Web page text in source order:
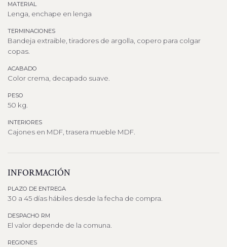
MATERIAL
Lenga, enchape en lenga
TERMINACIONES
Bandeja extraible, tiradores de argolla, copero para colgar
copas.
ACABADO
Color crema, decapado suave.
PESO
50 kg.
INTERIORES
Cajones en MDF, trasera mueble MDF.
INFORMACIÓN
PLAZO DE ENTREGA
30 a 45 días hábiles desde la fecha de compra.
DESPACHO RM
El valor depende de la comuna.
REGIONES